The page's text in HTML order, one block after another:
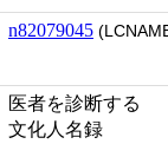
n82079045
医者を診断する
文化人名録